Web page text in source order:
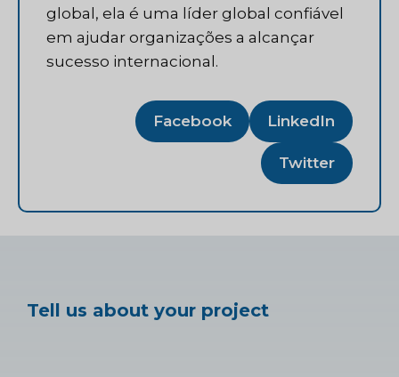
global, ela é uma líder global confiável
em ajudar organizações a alcançar
sucesso internacional.
Facebook LinkedIn
Twitter
Tell us about your project